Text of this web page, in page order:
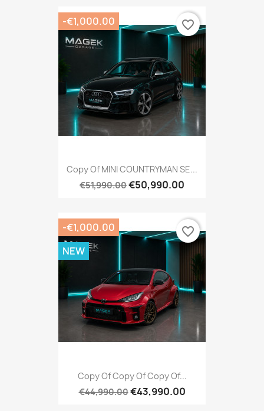
Copy Of MINI COUNTRYMAN SE...
€51,990.00€50,990.00
-€1,000.00 favorite_border
Copy Of Copy Of Copy Of...
€44,990.00€43,990.00
-€1,000.00
NEW
favorite_border